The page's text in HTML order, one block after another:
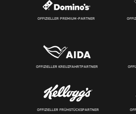
OFFIZIELLER PREMIUM-PARTNER
OFFIZIELLER KREUZFAHRTPARTNER
OFFIZIELLER FRÜHSTÜCKSPARTNER